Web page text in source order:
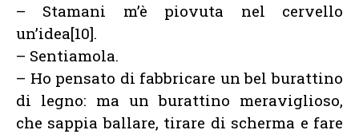
– Stamani m’è piovuta nel cervello
un’idea[10].
– Sentiamola.
– Ho pensato di fabbricare un bel burattino
di legno: ma un burattino meraviglioso,
che sappia ballare, tirare di scherma e fare